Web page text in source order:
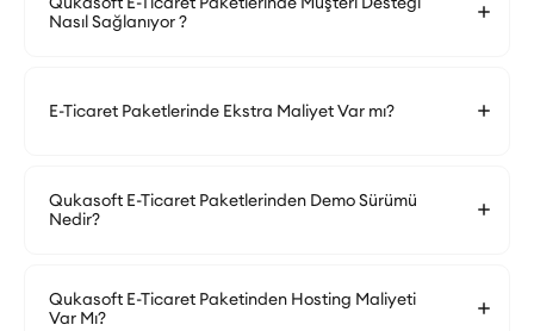
Nasıl Sağlanıyor ?
E-Ticaret Paketlerinde Ekstra Maliyet Var mı?
Qukasoft E-Ticaret Paketlerinden Demo Sürümü
Nedir?
Qukasoft E-Ticaret Paketinden Hosting Maliyeti
Var Mı?